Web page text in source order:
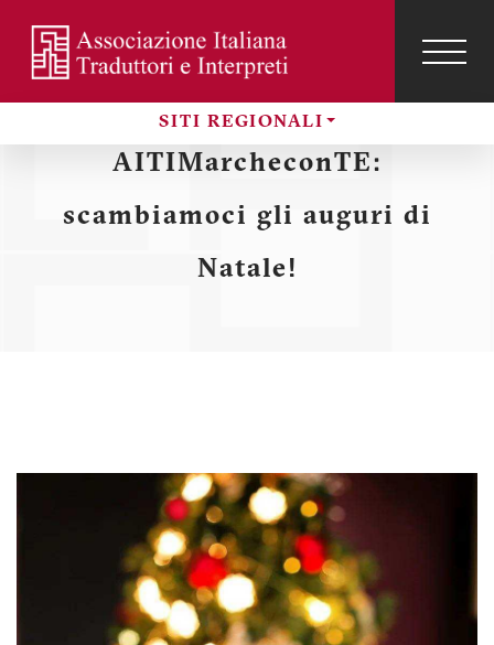
contenuto
principale
Sezioni
SITI REGIONALI
Menu
profilo
AITIMarcheconTE:
scambiamoci gli auguri di
Natale!